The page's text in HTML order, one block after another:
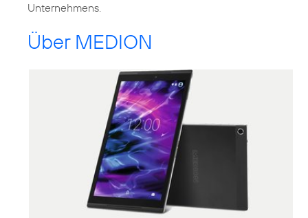
Unternehmens.
Über MEDION